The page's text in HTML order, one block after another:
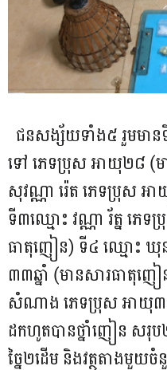
ជនសង្ស័យទាំង៥ រួមមាន
ទៅ ភេទប្រុស អាយុ២៨ (
សុវណ្ណា រ៉េត ភេទប្រុស អ
ទី៣ឈ្មោះ វណ្ណា រ័ត្ន ភេទ
ធាតុញៀន) ទី៤ ឈ្មោះ ឃុ
៣៣ឆ្នាំ (មានសារធាតុ
សំណាង ភេទប្រុស អាយុ
ដកហូតបានថ្នាំញៀន សរុប
ច្នៃ២ដើម និងវត្ថុតាងមួយ